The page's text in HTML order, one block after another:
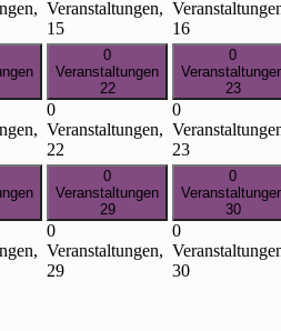
Veranstaltungen,
15
16
0
Veranstaltungen
22
0
Veranstaltungen,
22
0
23
0
23
0
Veranstaltungen
29
0
Veranstaltungen,
29
0
30
0
30